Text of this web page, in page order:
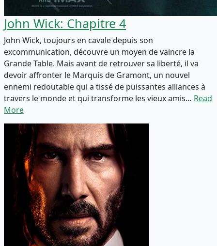
John Wick: Chapitre 4
John Wick, toujours en cavale depuis son
excommunication, découvre un moyen de vaincre la
Grande Table. Mais avant de retrouver sa liberté, il va
devoir affronter le Marquis de Gramont, un nouvel
ennemi redoutable qui a tissé de puissantes alliances à
travers le monde et qui transforme les vieux amis… Read
More